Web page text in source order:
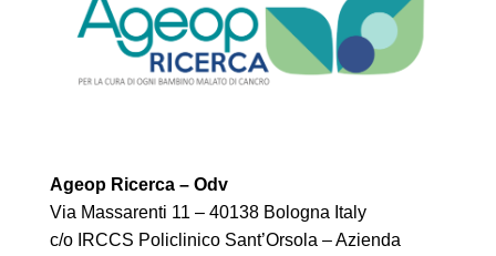
Ageop Ricerca – Odv
Via Massarenti 11 – 40138 Bologna Italy
c/o IRCCS Policlinico Sant’Orsola – Azienda